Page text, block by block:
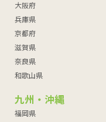
大阪府
兵庫県
京都府
滋賀県
奈良県
和歌山県
九州・沖縄
福岡県